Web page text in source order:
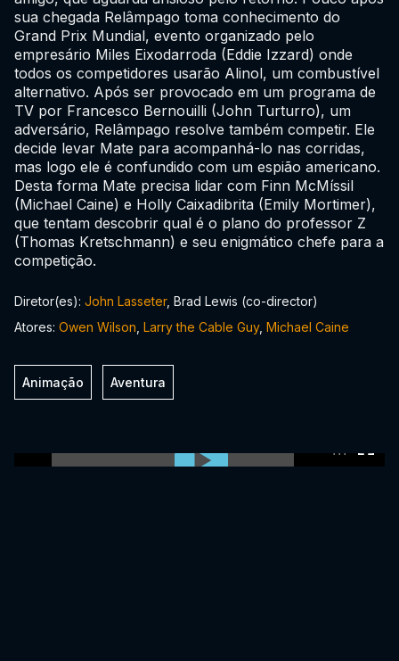
sua chegada Relâmpago toma conhecimento do
Grand Prix Mundial, evento organizado pelo
empresário Miles Eixodarroda (Eddie Izzard) onde
todos os competidores usarão Alinol, um combustível
alternativo. Após ser provocado em um programa de
TV por Francesco Bernouilli (John Turturro), um
adversário, Relâmpago resolve também competir. Ele
decide levar Mate para acompanhá-lo nas corridas,
mas logo ele é confundido com um espião americano.
Desta forma Mate precisa lidar com Finn McMíssil
(Michael Caine) e Holly Caixadibrita (Emily Mortimer),
que tentam descobrir qual é o plano do professor Z
(Thomas Kretschmann) e seu enigmático chefe para a
competição.
Diretor(es): John Lasseter, Brad Lewis (co-director)
Atores: Owen Wilson Larry the Cable Guy, Michael Caine
Animação Aventura